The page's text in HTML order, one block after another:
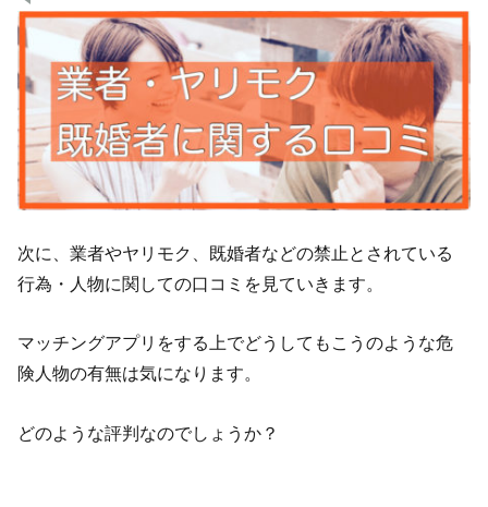
次に、業者やヤリモク、既婚者などの禁止とされている
行為・人物に関しての口コミを見ていきます。
マッチングアプリをする上でどうしてもこうのような危
険人物の有無は気になります。
どのような評判なのでしょうか？